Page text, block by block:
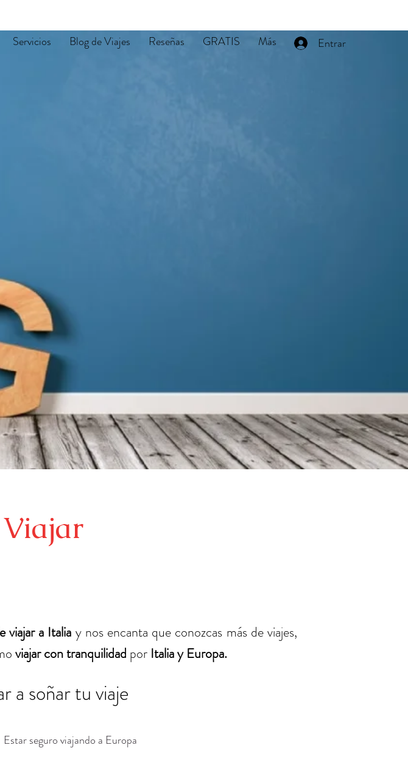
Servicios Blog de Viajes Reseñas GRATIS Más Entrar
viajar a Italia y nos encanta que conozcas más de viajes,
viajar con tranquilidad por Italia y Europa.
a soñar tu viaje
Estar seguro viajando a Europa